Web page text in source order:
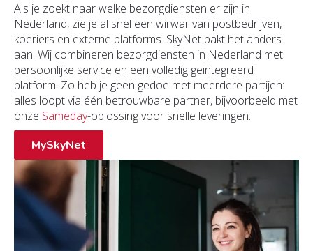
Als je zoekt naar welke bezorgdiensten er zijn in
Nederland, zie je al snel een wirwar van postbedrijven,
koeriers en externe platforms. SkyNet pakt het anders
aan. Wij combineren bezorgdiensten in Nederland met
persoonlijke service en een volledig geïntegreerd
platform. Zo heb je geen gedoe met meerdere partijen:
alles loopt via één betrouwbare partner, bijvoorbeeld met
onze Sameday-oplossing voor snelle leveringen.
MySkyNet